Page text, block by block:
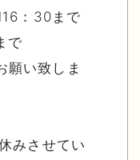
：30まで
で
願い致しま
みさせてい